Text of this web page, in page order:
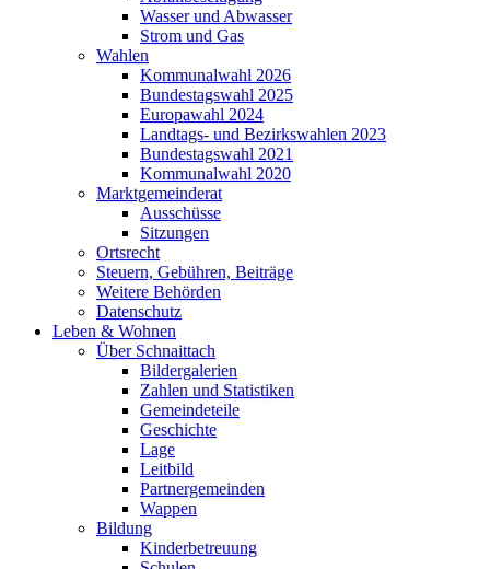
Wasser und Abwasser
Strom und Gas
Wahlen
Kommunalwahl 2026
Bundestagswahl 2025
Europawahl 2024
Landtags- und Bezirkswahlen 2023
Bundestagswahl 2021
Kommunalwahl 2020
Marktgemeinderat
Ausschüsse
Sitzungen
Ortsrecht
Steuern, Gebühren, Beiträge
Weitere Behörden
Datenschutz
Leben & Wohnen
Über Schnaittach
Bildergalerien
Zahlen und Statistiken
Gemeindeteile
Geschichte
Lage
Leitbild
Partnergemeinden
Wappen
Bildung
Kinderbetreuung